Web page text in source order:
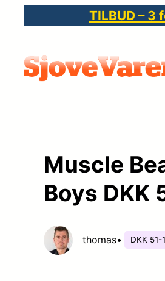
indhold
TILBUD – 3
Muscle
Boys DKK
thomas• DKK 51-